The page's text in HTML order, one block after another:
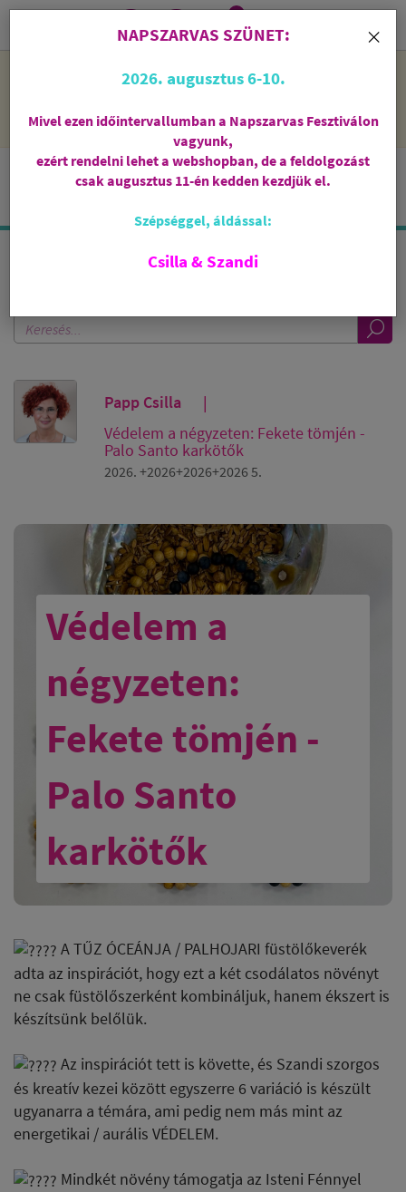
NAPSZARVAS SZÜNET: 2026. augusztus 6-10 - rendelni lehet
feldolgozni őket.
i
0
KERESÉS A BLOGBAN
Papp Csilla
Védelem a négyzeten: Fekete tömjén -
Palo Santo karkötők
2026. +2026+2026+2026 5.
Védelem a
négyzeten:
Fekete tömjén -
Palo Santo
karkötők
A TŰZ ÓCEÁNJA / PALHOJARI füstölőkeverék
adta az inspirációt, hogy ezt a két csodálatos növényt
ne csak füstölőszerként kombináljuk, hanem ékszert is
készítsünk belőlük.
Az inspirációt tett is követte, és Szandi szorgos
és kreatív kezei között egyszerre 6 variáció is készült
ugyanarra a témára, ami pedig nem más mint az
energetikai / aurális VÉDELEM.
Mindkét növény támogatja az Isteni Fénnyel
×
NAPSZARVAS SZÜNET:
2026. augusztus 6-10.
Mivel ezen időintervallumban a Napszarvas Fesztiválon
vagyunk,
ezért rendelni lehet a webshopban, de a feldolgozást
csak augusztus 11-én kedden kezdjük el.
Szépséggel, áldással:
Csilla & Szandi